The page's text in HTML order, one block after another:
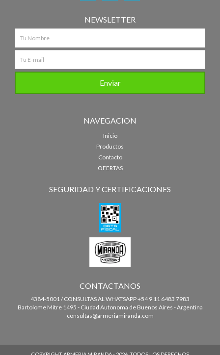
NEWSLETTER
NAVEGACION
Inicio
Productos
Contacto
OFERTAS
SEGURIDAD Y CERTIFICACIONES
CONTACTANOS
4384-5001 / CONSULTAS AL WHATSAPP +54 9 11 6483 7983
Bartolome Mitre 1495 - Ciudad Autonoma de Buenos Aires - Argentina
consultas@armeriamiranda.com